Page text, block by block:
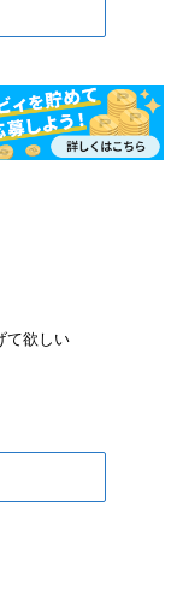
て欲しい